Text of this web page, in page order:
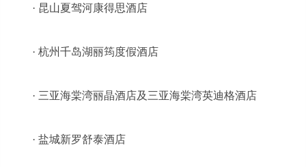
· 昆山夏驾河康得思酒店
· 杭州千岛湖丽筠度假酒店
· 三亚海棠湾丽晶酒店及三亚海棠湾英迪格酒店
· 盐城新罗舒泰酒店